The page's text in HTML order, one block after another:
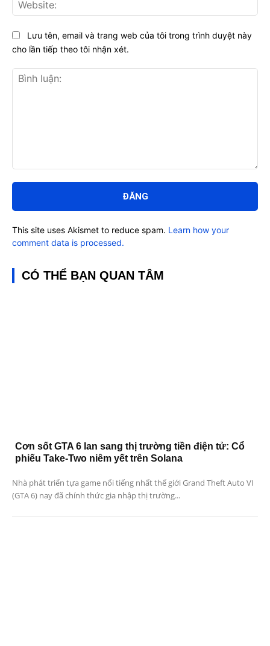
luận:
Lưu tên, email và trang web của tôi trong trình duyệt này
cho lần tiếp theo tôi nhận xét.
This site uses Akismet to reduce spam. Learn how your
comment data is processed.
CÓ THỂ BẠN QUAN TÂM
Cơn sốt GTA 6 lan sang thị trường tiền điện tử: Cổ
phiếu Take-Two niêm yết trên Solana
Nhà phát triển tựa game nổi tiếng nhất thế giới Grand Theft Auto VI
(GTA 6) nay đã chính thức gia nhập thị trường...